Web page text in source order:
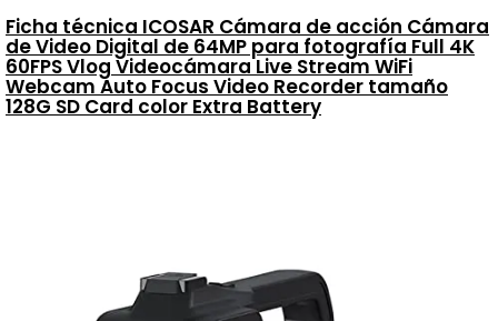
Ficha técnica ICOSAR Cámara de acción Cámara
de Video Digital de 64MP para fotografía Full 4K
60FPS Vlog Videocámara Live Stream WiFi
Webcam Auto Focus Video Recorder tamaño
128G SD Card color Extra Battery